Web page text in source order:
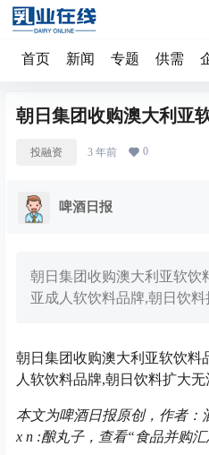
首页 新闻 专题 供需
朝日集团收购澳大利亚
投融资 3 年前 0
啤酒日报
朝日集团收购澳大利亚软饮
亚成人软饮料品牌,朝日饮
朝日集团收购澳大利亚软饮料
人软饮料品牌,朝日饮料扩大
本文为啤酒日报原创，作者：
x n :酿丸子， 查看“食品并购汇